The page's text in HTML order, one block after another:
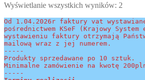
wariantów.
można
wybrać
na
produktu
Wyświetlanie wszystkich wyników: 2
Od 1.04.2026r faktury vat
pośrednictwem KSeF (Krajowy
wystawieniu faktury otrzymają
mailową wraz z jej numerem.
-----
Produkty sprzedawane po 10 sztuk.
Minimalne zamówienie na kwotę
-----